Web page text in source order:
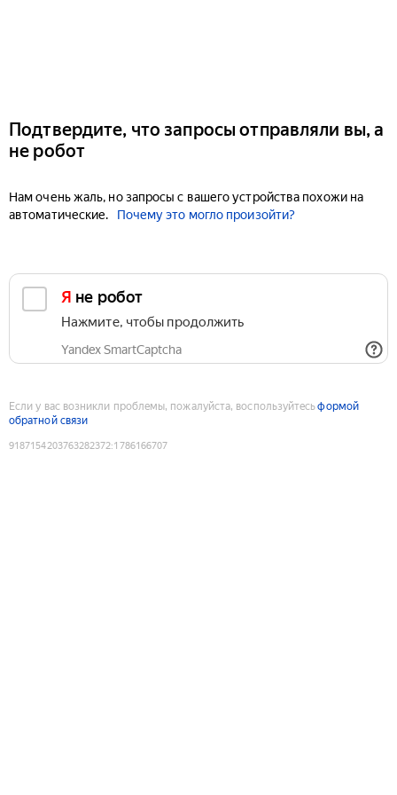
Подтвердите, что запросы отправляли вы, а
не робот
Нам очень жаль, но запросы с вашего устройства похожи на
автоматические.
Почему это могло произойти?
Я не робот
Нажмите, чтобы продолжить
Yandex SmartCaptcha
Если у вас возникли проблемы, пожалуйста, воспользуйтесьформой
обратной связи
9187154203763282372:1786166707